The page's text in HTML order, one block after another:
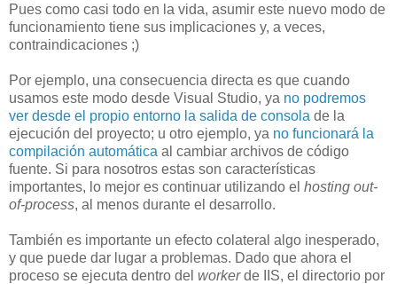
Pues como casi todo en la vida, asumir este nuevo modo de
funcionamiento tiene sus implicaciones y, a veces,
contraindicaciones ;)
Por ejemplo, una consecuencia directa es que cuando
usamos este modo desde Visual Studio, ya no podremos
ver desde el propio entorno la salida de consola de la
ejecución del proyecto; u otro ejemplo, ya no funcionará la
compilación automática al cambiar archivos de código
fuente. Si para nosotros estas son características
importantes, lo mejor es continuar utilizando el hosting out-
of-process, al menos durante el desarrollo.
También es importante un efecto colateral algo inesperado,
y que puede dar lugar a problemas. Dado que ahora el
proceso se ejecuta dentro del workerde IIS, el directorio por